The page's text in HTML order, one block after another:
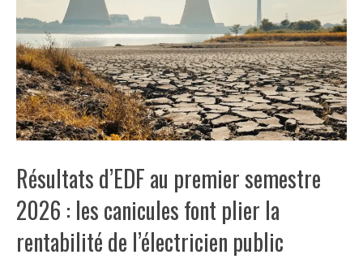
Résultats d’EDF au premier semestre
2026 : les canicules font plier la
rentabilité de l’électricien public